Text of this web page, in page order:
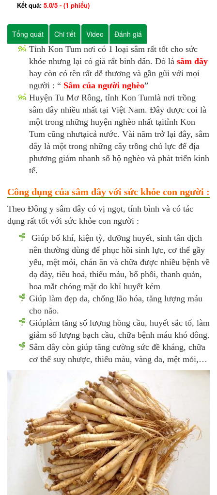
Kết quả: 5.0/5 - (1 phiếu)
Tổng quát Chi tiết Video
Đánh giá
Tỉnh Kon Tum nơi có 1 loại sâm rất tốt cho sức
khỏe nhưng lại có giá rất bình dân. Đó là sâm dây
hay còn có tên rất dễ thương và gần gũi với mọi
người : “ Sâm của người nghèo”
Huyện Tu Mơ Rông, tỉnh Kon Tumlà nơi trồng
sâm dây nhiều nhất tại Việt Nam. Đây được coi là
một trong những huyện nghèo nhất tạitỉnh Kon
Tum cũng nhưtạicả nước. Vài năm trở lại đây, sâm
dây là một trong những cây trồng chủ lực để địa
phương giảm nhanh số hộ nghèo và phát triển kinh
tế.
Công dụng của sâm dây với sức khỏe con người :
Theo Đông y sâm dây có vị ngọt, tính bình và có tác
dụng rất tốt với sức khỏe con người :
Giúp bổ khí, kiện tỳ, dưỡng huyết, sinh tân dịch
nên thường dùng để phục hồi sinh lực, cơ thể gầy
yếu, mệt mỏi, chán ăn và chữa được nhiều bệnh về
dạ dày, tiêu hoá, thiếu máu, bổ phổi, thanh quản,
hoa mắt chóng mặt do khí huyết kém
Giúp làm đẹp da, chống lão hóa, tăng lượng máu
cho não.
Giúplàm tăng số lượng hồng cầu, huyết sắc tố, làm
giảm số lượng bạch cầu, chữa bệnh máu khó đông.
Sâm dây còn giúp tăng cường sức đề kháng, chữa
cơ thể suy nhược, thiếu máu, vàng da, mệt mỏi,…